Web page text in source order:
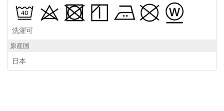
洗濯可
原産国
日本